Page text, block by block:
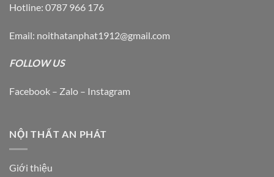
Hotline: 0787 966 176
Email: noithatanphat1912@gmail.com
FOLLOW US
Facebook – Zalo – Instagram
NỘI THẤT AN PHÁT
Giới thiệu